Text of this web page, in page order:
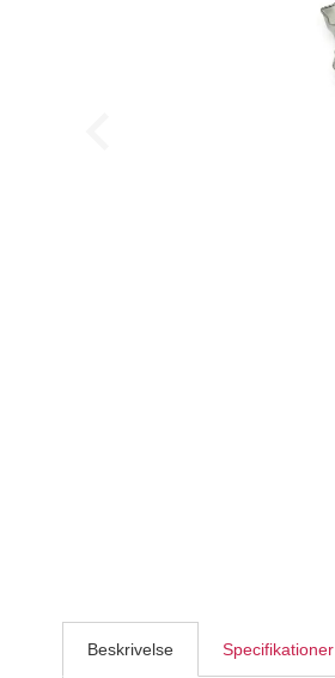
Beskrivelse Specifikationer